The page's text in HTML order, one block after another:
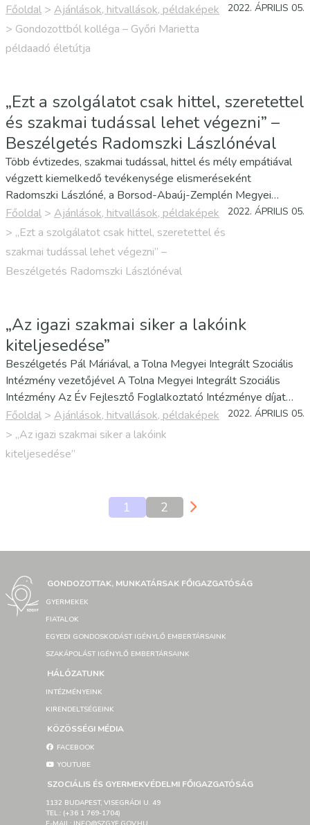
Veszprém Megyei Gyermekvédelmi Központ, Általános Iskola,
Szakiskola, Készségfejlesztő Iskola veszprémi
gyermekotthonában végezte. A…
Főoldal > Ajánlások, hitvallások, példaképek
> Gondozottból kolléga – Győri Marietta
példaadó életútja
2022. ÁPRILIS 05.
„Ezt a szolgálatot csak hittel, szeretettel
és szakmai tudással lehet végezni” –
Beszélgetés Radomszki Lászlónéval
Több évtizedes, szakmai tudással, hittel és mély empátiával
végzett kiemelkedő tevékenysége elismeréseként
Radomszki Lászlóné, a Borsod-Abaúj-Zemplén Megyei
Kirendeltség igazgatója Magyar Arany Érdemkereszt
kitüntetésben részesült 2022. március 15-e alkalmából. A
köztársasági elnök kézjegyével…
Főoldal > Ajánlások, hitvallások, példaképek
> „Ezt a szolgálatot csak hittel, szeretettel és
szakmai tudással lehet végezni” –
Beszélgetés Radomszki Lászlónéval
2022. ÁPRILIS 05.
„Az igazi szakmai siker a lakóink
kiteljesedése”
Beszélgetés Pál Máriával, a Tolna Megyei Integrált Szociális
Intézmény vezetőjével A Tolna Megyei Integrált Szociális
Intézmény Az Év Fejlesztő Foglalkoztató Intézménye díjat
kapta a szeptemberi Fejlesztő Foglalkoztatók Fesztiválján.
Ennek apropóján beszélgettem Pál Máriával, az intézmény…
Főoldal > Ajánlások, hitvallások, példaképek
> „Az igazi szakmai siker a lakóink
kiteljesedése”
2022. ÁPRILIS 05.
1 2
GONDOZOTTAK, MUNKATÁRSAK FŐIGAZGATÓSÁG
GYERMEKEK
FIATALOK
EGYEDI GONDOSKODÁST IGÉNYLŐ EMBERTÁRSAINK
SZAKÁPOLÁST IGÉNYLŐ EMBERTÁRSAINK
HÁLÓZATUNK
INTÉZMÉNYEINK
KIRENDELTSÉGEINK
KÖZÖSSÉGI MÉDIA
FACEBOOK
YOUTUBE
SZOCIÁLIS ÉS GYERMEKVÉDELMI FŐIGAZGATÓSÁG
1132 BUDAPEST, VISEGRÁDI U. 49
TEL.: (+36 1 769-1704)